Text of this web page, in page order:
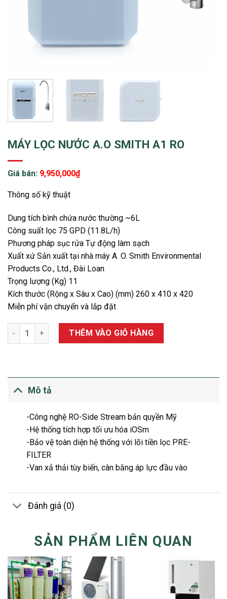
MÁY LỌC NƯỚC A.O SMITH A1 RO
Giá bán: 9,950,000₫
Thông số kỹ thuật
Dung tích bình chứa nước thường ~6L
Công suất lọc 75 GPD (11.8L/h)
Phương pháp sục rửa Tự động làm sạch
Xuất xứ Sản xuất tại nhà máy A. O. Smith Environmental
Products Co., Ltd., Đài Loan
Trọng lượng (Kg) 11
Kích thước (Rộng x Sâu x Cao) (mm) 260 x 410 x 420
Miễn phí vận chuyển và lắp đặt
MÁY LỌC NƯỚC A.O SMITH A1 RO số lượng
THÊM VÀO GIỎ HÀNG
Mô tả
-Công nghệ RO-Side Stream bản quyền Mỹ
-Hệ thống tích hợp tối ưu hóa iOSm
-Bảo vệ toàn diện hệ thống với lõi tiền lọc PRE-
FILTER
-Van xả thải tùy biến, cân bằng áp lực đầu vào
Đánh giá (0)
SẢN PHẨM LIÊN QUAN